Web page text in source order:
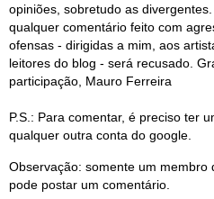
opiniões, sobretudo as
qualquer comentário feito com
ofensas - dirigidas a mim, aos
leitores do blog - será recusado.
participação, Mauro Ferreira
P.S.: Para comentar, é preciso ter
qualquer outra conta do google.
Observação: somente um membro
pode postar um comentário.